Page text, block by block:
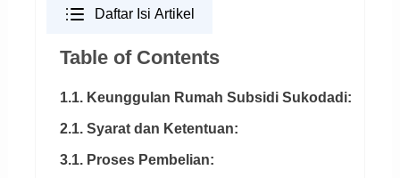
Daftar Isi Artikel
Table of Contents
1.1. Keunggulan Rumah Subsidi Sukodadi:
2.1. Syarat dan Ketentuan:
3.1. Proses Pembelian: